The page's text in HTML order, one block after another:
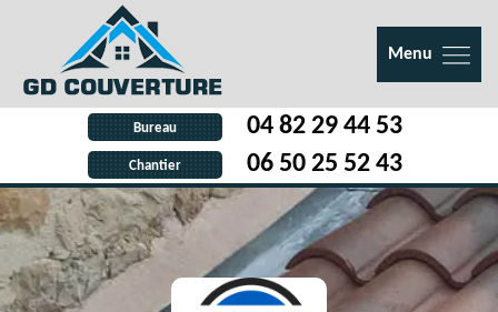
Menu
Bureau 04 82 29 44 53
Chantier 06 50 25 52 43